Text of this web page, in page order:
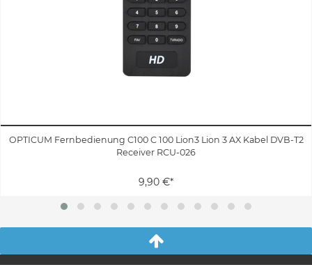
OPTICUM Fernbedienung C100 C 100 Lion3 Lion 3 AX Kabel DVB-T2
Receiver RCU-026
9,90 €*